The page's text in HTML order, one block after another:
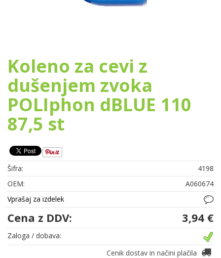
Koleno za cevi z
dušenjem zvoka
POLIphon dBLUE 110
87,5 st
Šifra:
4198
OEM:
A060674
Vprašaj za izdelek
Cena z DDV: 3,94 €
Zaloga / dobava:
Cenik dostav in načini plačila